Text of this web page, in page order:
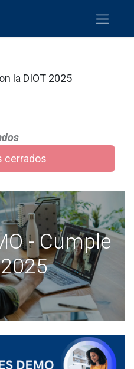
la DIOT 2025
cerrados
- Cumple